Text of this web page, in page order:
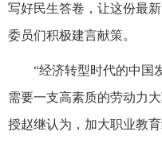
写好民生答卷，让这份最
委员们积极建言献策。
“经济转型时代的中国
需要一支高素质的劳动力
授赵继认为，加大职业教